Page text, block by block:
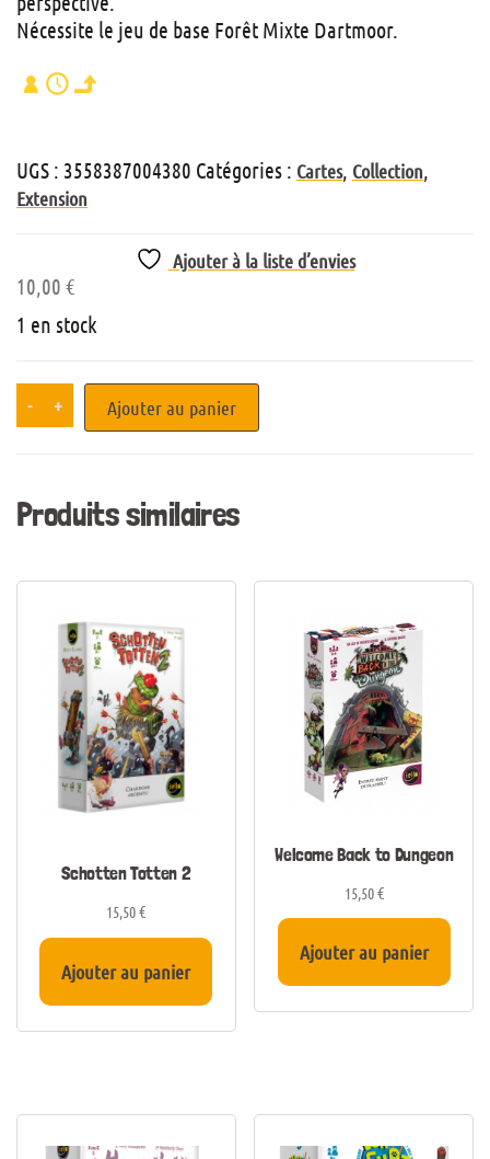
Nécessite le jeu de base Forêt Mixte Dartmoor.
UGS : 3558387004380 Catégories : Cartes, Collection
Extension
Ajouter à la liste d’envies
10,00 €
1 en stock
- + Ajouter au panier
Produits similaires
Schotten Totten 2
15,50€
Ajouter au panier
Welcome Back to Dungeon
15,50€
Ajouter au panier